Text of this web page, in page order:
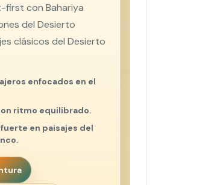
first con Bahariya
del Desierto
clásicos del Desierto
enfocados en el
ritmo equilibrado.
en paisajes del